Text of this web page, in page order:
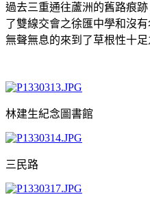
過去三重通往蘆洲的舊路痕
了雙線交會之徐匯中學和沒
無聲無息的來到了草根性十足
林建生紀念圖書館
三民路